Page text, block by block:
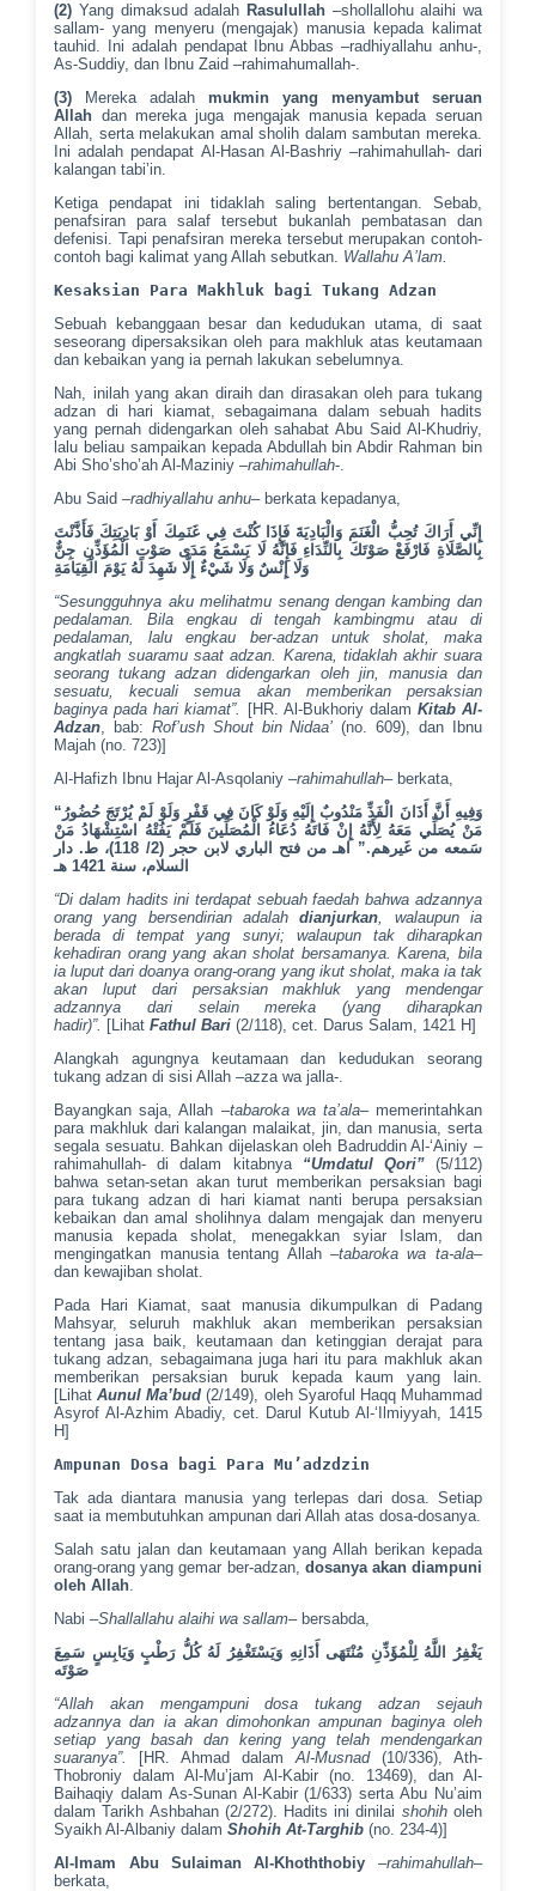
(2) Yang dimaksud adalah Rasulullah–shollallohu alaihi wa
sallam- yang menyeru (mengajak) manusia kepada kalimat
tauhid. Ini adalah pendapat Ibnu Abbas –radhiyallahu anhu-,
As-Suddiy, dan Ibnu Zaid –rahimahumallah-.
(3)
Mereka adalah mukmin yang menyambut seruan
Allah dan mereka juga mengajak manusia kepada seruan
Allah, serta melakukan amal sholih dalam sambutan mereka.
Ini adalah pendapat Al-Hasan Al-Bashriy –rahimahullah- dari
kalangan tabi’in.
Ketiga pendapat ini tidaklah saling bertentangan. Sebab,
penafsiran para salaf tersebut bukanlah pembatasan dan
defenisi. Tapi penafsiran mereka tersebut merupakan contoh-
contoh bagi kalimat yang Allah sebutkan. Wallahu A’lam.
Kesaksian Para Makhluk bagi Tukang Adzan
Sebuah kebanggaan besar dan kedudukan utama, di saat
seseorang dipersaksikan oleh para makhluk atas keutamaan
dan kebaikan yang ia pernah lakukan sebelumnya.
Nah, inilah yang akan diraih dan dirasakan oleh para tukang
adzan di hari kiamat, sebagaimana dalam sebuah hadits
yang pernah didengarkan oleh sahabat Abu Said Al-Khudriy,
lalu beliau sampaikan kepada Abdullah bin Abdir Rahman bin
Abi Sho’sho’ah Al-Maziniy –rahimahullah-.
Abu Said –radhiyallahu anhu– berkata kepadanya,
إِنِّي أَرَاكَ تُحِبُّ الْغَنَمَ وَالْبَادِيَةَ فَإِذَا كُنْتَ فِي غَنَمِكَ أَوْ بَادِيَتِكَ فَأَذَّنْتَ
بِالصَّلَاةِ فَارْفَعْ صَوْتَكَ بِالنِّدَاءِ فَإِنَّهُ لَا يَسْمَعُ مَدَى صَوْتِ الْمُؤَذِّنِ جِنٌّ
وَلَا إِنْسٌ وَلَا شَيْءٌ إِلَّا شَهِدَ لَهُ يَوْمَ الْقِيَامَةِ
“Sesungguhnya aku melihatmu senang dengan kambing dan
pedalaman. Bila engkau di tengah kambingmu atau di
pedalaman, lalu engkau ber-adzan untuk sholat, maka
angkatlah suaramu saat adzan. Karena, tidaklah akhir suara
seorang tukang adzan didengarkan oleh jin, manusia dan
sesuatu, kecuali semua akan memberikan persaksian
baginya pada hari kiamat”.
[HR. Al-Bukhoriy dalam Kitab Al-
Adzan, bab: Rof’ush Shout bin Nidaa’ (no. 609), dan Ibnu
Majah (no. 723)]
Al-Hafizh Ibnu Hajar Al-Asqolaniy –rahimahullah– berkata,
“وَفِيهِ أَنَّ أَذَانَ الْفَذِّ مَنْدُوبٌ إِلَيْهِ وَلَوْ كَانَ فِي قَفْرٍ وَلَوْ لَمْ يُرْتَجَ حُضُورُ
مَنْ يُصَلِّي مَعَهُ لِأَنَّهُ إِنْ فَاتَهُ دُعَاءُ الْمُصَلِّينَ فَلَمْ يَفُتْهُ اسْتِشْهَادُ مَنْ
سَمعه من غَيرهم.” اهـ من فتح الباري لابن حجر (2/ 118)، ط. دار
السلام، سنة 1421 هـ
“Di dalam hadits ini terdapat sebuah faedah bahwa adzannya
orang yang bersendirian adalahdianjurkan, walaupun ia
berada di tempat yang sunyi; walaupun tak diharapkan
kehadiran orang yang akan sholat bersamanya. Karena, bila
ia luput dari doanya orang-orang yang ikut sholat, maka ia tak
akan luput dari persaksian makhluk yang mendengar
adzannya dari selain mereka (yang diharapkan
hadir)”. [LihatFathul Bari (2/118), cet. Darus Salam, 1421 H]
Alangkah agungnya keutamaan dan kedudukan seorang
tukang adzan di sisi Allah –azza wa jalla-.
Bayangkan saja, Allah –tabaroka wa ta’ala– memerintahkan
para makhluk dari kalangan malaikat, jin, dan manusia, serta
segala sesuatu. Bahkan dijelaskan oleh Badruddin Al-‘Ainiy –
rahimahullah- di dalam kitabnya “Umdatul Qori” (5/112)
bahwa setan-setan akan turut memberikan persaksian bagi
para tukang adzan di hari kiamat nanti berupa persaksian
kebaikan dan amal sholihnya dalam mengajak dan menyeru
manusia kepada sholat, menegakkan syiar Islam, dan
mengingatkan manusia tentang Allah –tabaroka wa ta-ala–
dan kewajiban sholat.
Pada Hari Kiamat, saat manusia dikumpulkan di Padang
Mahsyar, seluruh makhluk akan memberikan persaksian
tentang jasa baik, keutamaan dan ketinggian derajat para
tukang adzan, sebagaimana juga hari itu para makhluk akan
memberikan persaksian buruk kepada kaum yang lain.
[LihatAunul Ma’bud (2/149), oleh Syaroful Haqq Muhammad
Asyrof Al-Azhim Abadiy, cet. Darul Kutub Al-‘Ilmiyyah, 1415
H]
Ampunan Dosa bagi Para Mu’adzdzin
Tak ada diantara manusia yang terlepas dari dosa. Setiap
saat ia membutuhkan ampunan dari Allah atas dosa-dosanya.
Salah satu jalan dan keutamaan yang Allah berikan kepada
orang-orang yang gemar ber-adzan, dosanya akan diampuni
oleh Allah.
Nabi –Shallallahu alaihi wa sallam– bersabda,
يَغْفِرُ اللَّهُ لِلْمُؤَذِّنِ مُنْتَهَى أَذَانِهِ وَيَسْتَغْفِرُ لَهُ كُلُّ رَطْبٍ وَيَابِسٍ سَمِعَ
صَوْتَه
“Allah akan mengampuni dosa tukang adzan sejauh
adzannya dan ia akan dimohonkan ampunan baginya oleh
setiap yang basah dan kering yang telah mendengarkan
suaranya”.
[HR. Ahmad dalamAl-Musnad (10/336), Ath-
Thobroniy dalam Al-Mu’jam Al-Kabir (no. 13469), dan Al-
Baihaqiy dalam As-Sunan Al-Kabir (1/633) serta Abu Nu’aim
dalam Tarikh Ashbahan (2/272). Hadits ini dinilai shohiholeh
Syaikh Al-Albaniy dalamShohih At-Targhib (no. 234-4)]
Al-Imam Abu Sulaiman Al-Khoththobiy –rahimahullah–
berkata,